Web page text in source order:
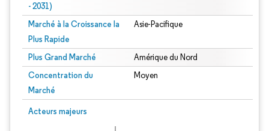
- 2031)
Marché à la Croissance la
Plus Rapide
Asie-Pacifique
Plus Grand Marché Amérique du Nord
Concentration du
Marché
Moyen
Acteurs majeurs
Image © Mordor Intelligence. La réutilisation nécessite une attribution sous CC